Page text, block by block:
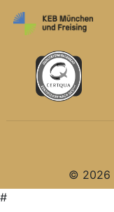
© 2026
#